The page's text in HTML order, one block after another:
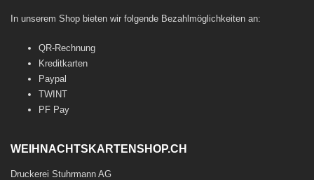
In unserem Shop bieten wir folgende Bezahlmöglichkeiten an:
QR-Rechnung
Kreditkarten
Paypal
TWINT
PF Pay
WEIHNACHTSKARTENSHOP.CH
Druckerei Stuhrmann AG